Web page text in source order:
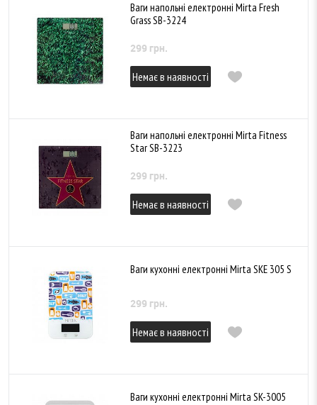
Ваги напольні електронні Mirta Fresh
Grass SB-3224
299 грн.
Немає в наявності
Ваги напольні електронні Mirta Fitness
Star SB-3223
299 грн.
Немає в наявності
Ваги кухонні електронні Mirta SKE 305 S
299 грн.
Немає в наявності
Ваги кухонні електронні Mirta SK-3005